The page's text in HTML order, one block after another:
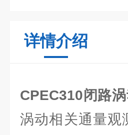
详情介绍
CPEC310闭路
涡动相关通量观